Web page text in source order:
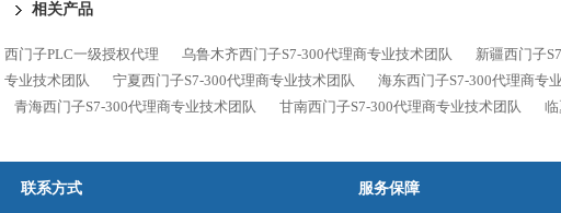
相关产品
西门子PLC一级授权代理 乌鲁木齐西门子S7-300代理商专业技术团队 新疆西门子
专业技术团队
宁夏西门子S7-300代理商专业技术团队 海东西门子S7-300代理商专
青海西门子S7-300代理商专业技术团队
甘南西门子S7-300代理商专业技术团队
联系方式 服务保障